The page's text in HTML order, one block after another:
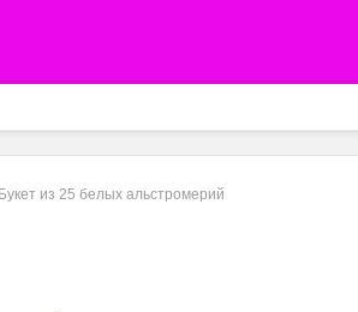
из 25 белых альстромерий